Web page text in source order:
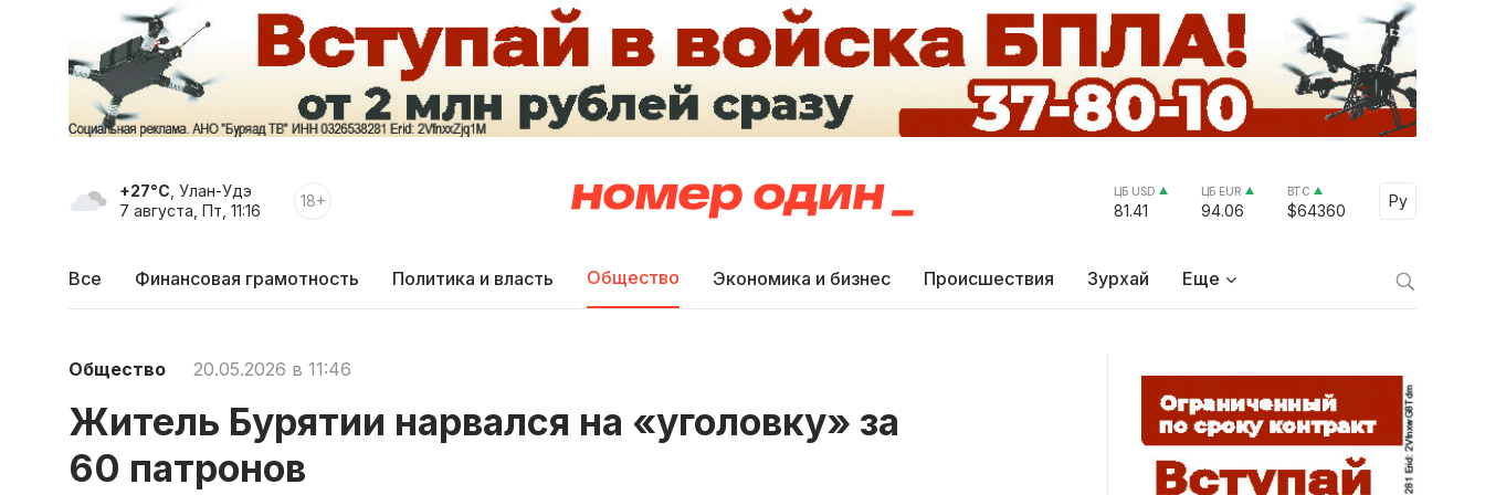
+27°C , Улан-Удэ
7 августа, Пт, 11:16
18+ ЦБ USD
81.41
ЦБ EUR
94.06
BTC
$64360
Ру
Select
Все Финансовая грамотность Политика и власть Общество Экономика и бизнес Происшествия Зурхай Еще
Общество 20.05.2026 в 11:46
Житель Бурятии нарвался на «уголовку» за
60 патронов